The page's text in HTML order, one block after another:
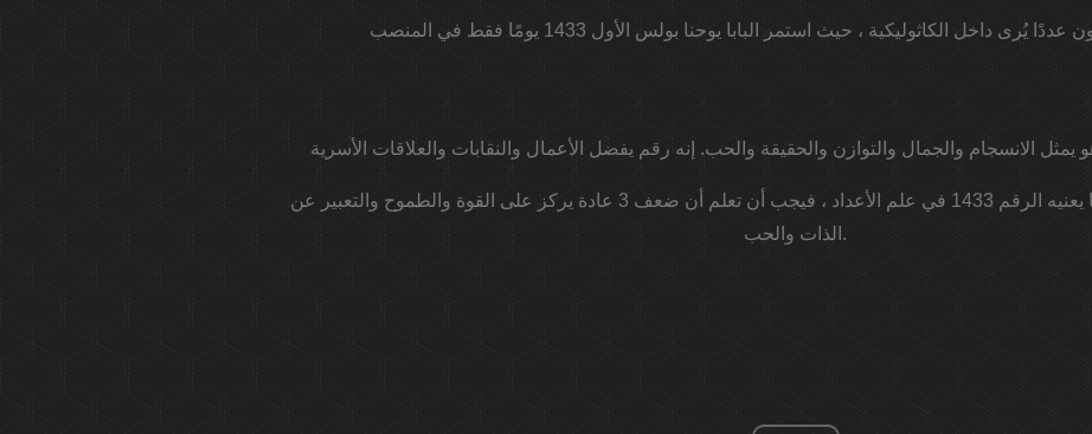
ولكن إذا كنت تريد معرفة ما يعنيه الرقم 1433 في علم الأعداد ، فيجب أن تعلم أن ضعف 3 عادة يركز على القوة والطموح والتعبير عن
الذات والحب.